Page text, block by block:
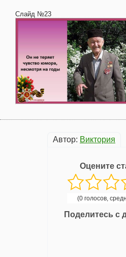
Слайд №23
Автор: Виктория
Оцените
(0 голосов,
Поделитесь с